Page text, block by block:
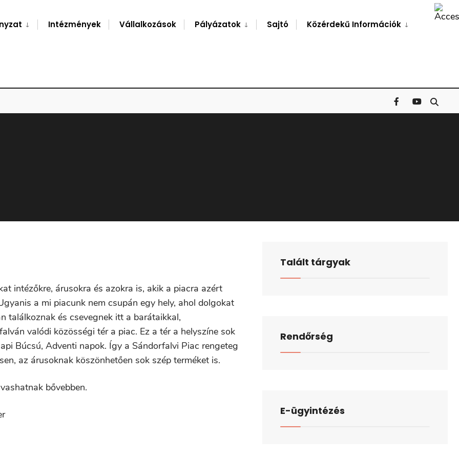
Intézmények Vállalkozások Pályázatok Sajtó Közérdekű Információk
intézőkre, árusokra és azokra is, akik a piacra azért
a mi piacunk nem csupán egy hely, ahol dolgokat
találkoznak és csevegnek itt a barátaikkal,
valódi közösségi tér a piac. Ez a tér a helyszíne sok
Búcsú, Adventi napok. Így a Sándorfalvi Piac rengeteg
az árusoknak köszönhetően sok szép terméket is.
bővebben.
Talált tárgyak
Rendőrség
E-ügyintézés
Window